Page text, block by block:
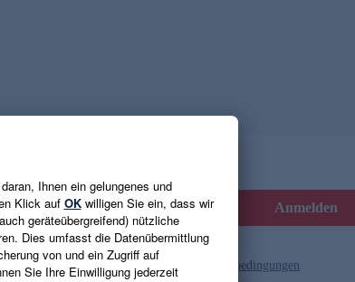
Adresse eingeben Anmelden
die Datenschutzrichtlinien und die Gutscheinbedingungen